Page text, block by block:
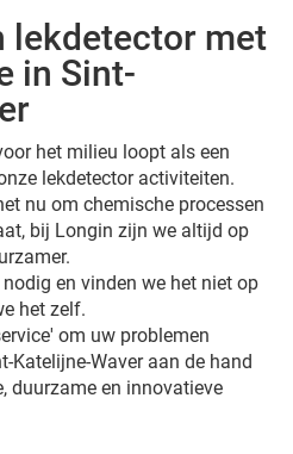
lekdetector met
in Sint-
het milieu loopt als een
lekdetector activiteiten.
nu om chemische processen
bij Longin zijn we altijd op
en vinden we het niet op
het zelf.
om uw problemen
Katelijne-Waver aan de hand
duurzame en innovatieve